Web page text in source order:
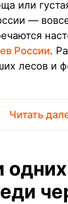
или
—
России.
лесов и
Читать